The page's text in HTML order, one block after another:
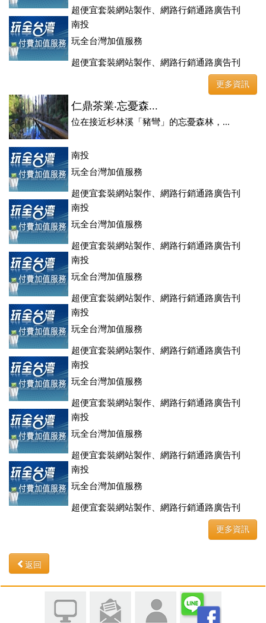
超便宜套裝網站製作、網路行銷通路廣告刊
登、訂房系統、客房委託旅行社銷售，全面優惠中....
南投
玩全台灣加值服務
超便宜套裝網站製作、網路行銷通路廣告刊
登、訂房系統、客房委託旅行社銷售，全面優惠中....
更多資訊
仁鼎茶業‧忘憂森...
位在接近杉林溪「豬彎」的忘憂森林，...
南投
玩全台灣加值服務
超便宜套裝網站製作、網路行銷通路廣告刊
登、訂房系統、客房委託旅行社銷售，全面優惠中....
南投
玩全台灣加值服務
超便宜套裝網站製作、網路行銷通路廣告刊
登、訂房系統、客房委託旅行社銷售，全面優惠中....
南投
玩全台灣加值服務
超便宜套裝網站製作、網路行銷通路廣告刊
登、訂房系統、客房委託旅行社銷售，全面優惠中....
南投
玩全台灣加值服務
超便宜套裝網站製作、網路行銷通路廣告刊
登、訂房系統、客房委託旅行社銷售，全面優惠中....
南投
玩全台灣加值服務
超便宜套裝網站製作、網路行銷通路廣告刊
登、訂房系統、客房委託旅行社銷售，全面優惠中....
南投
玩全台灣加值服務
超便宜套裝網站製作、網路行銷通路廣告刊
登、訂房系統、客房委託旅行社銷售，全面優惠中....
南投
玩全台灣加值服務
超便宜套裝網站製作、網路行銷通路廣告刊
登、訂房系統、客房委託旅行社銷售，全面優惠中....
更多資訊
返回